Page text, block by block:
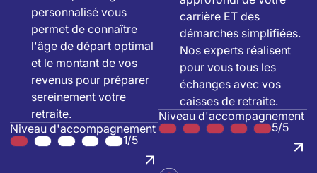
personnalisé vous
permet de connaître
l'âge de départ optimal
et le montant de vos
revenus pour préparer
sereinement votre
retraite.
Niveau d'accompagnement
1/5
carrière ET des
démarches simplifiées.
Nos experts réalisent
pour vous tous les
échanges avec vos
caisses de retraite.
Niveau d'accompagnement
5/5